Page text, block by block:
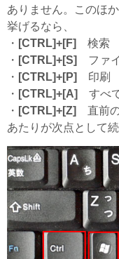
ありません。このほ
挙げるなら、
・ [CTRL]+[F]
検索
・ [CTRL]+[S]
ファ
・ [CTRL]+[P]
印刷
・ [CTRL]+[A]
すべ
・ [CTRL]+[Z]
直前
あたりが次点として